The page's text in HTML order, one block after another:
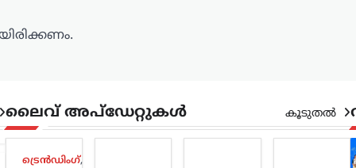
ലൈവ് അപ്‌ഡേറ്റുകൾ കൂടുതൽ
ട്രെൻഡിംഗ്,